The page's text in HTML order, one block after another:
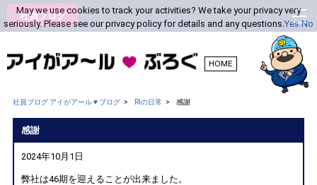
社員ブログ
HOME
社員ブログ アイがアール ♥ ブログ RIの日常 感謝
感謝
2024年10月1日
弊社は46期を迎えることが出来ました。
May we use cookies to track your activities? We take your privacy very
seriously. Please see our privacy policy for details and any questions.Yes No